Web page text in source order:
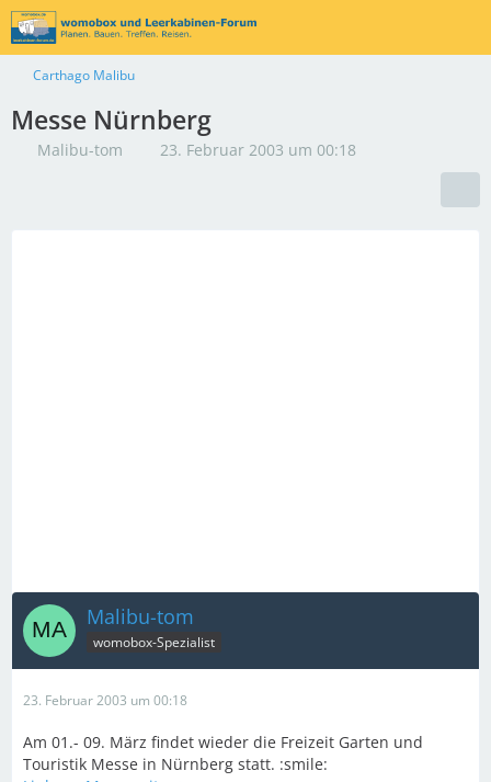
Carthago Malibu
Messe Nürnberg
Malibu-tom 23. Februar 2003 um 00:18
Malibu-tom
womobox-Spezialist
23. Februar 2003 um 00:18
Am 01.- 09. März findet wieder die Freizeit Garten und
Touristik Messe in Nürnberg statt. :smile: